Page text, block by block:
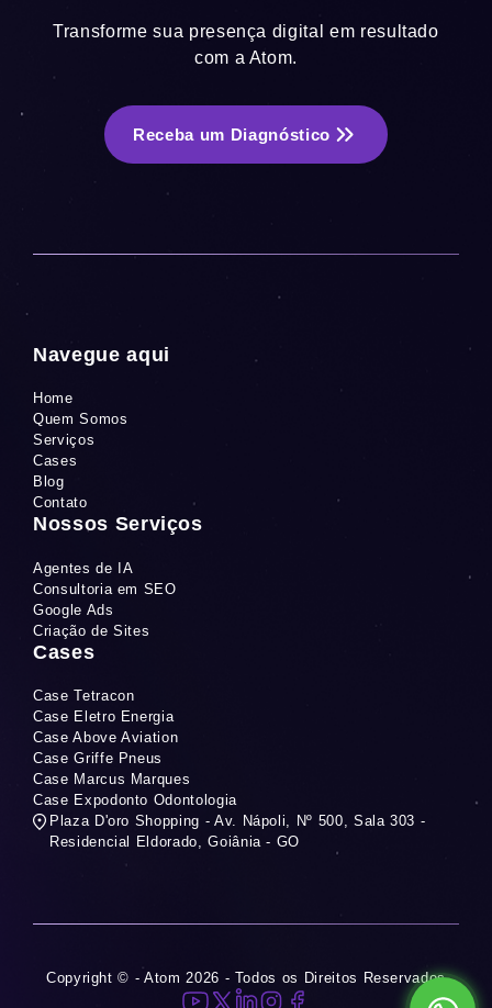
Transforme sua presença digital em resultado
com a Atom.
Receba um Diagnóstico
Navegue aqui
Home
Quem Somos
Serviços
Cases
Blog
Contato
Nossos Serviços
Agentes de IA
Consultoria em SEO
Google Ads
Criação de Sites
Cases
Case Tetracon
Case Eletro Energia
Case Above Aviation
Case Griffe Pneus
Case Marcus Marques
Case Expodonto Odontologia
Plaza D'oro Shopping - Av. Nápoli, Nº 500, Sala 303 -
Residencial Eldorado, Goiânia - GO
Copyright © - Atom 2026 - Todos os Direitos Reservados